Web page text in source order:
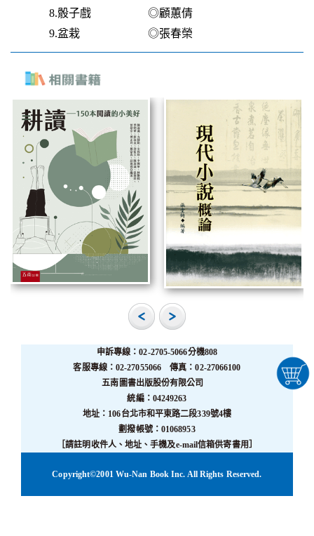
8.骰子戲 ◎顧蕙倩
9.盆栽 ◎張春榮
申訴專線：02-2705-5066分機808
客服專線：02-27055066 傳真：02-27066100
五南圖書出版股份有限公司
統編：04249263
地址：106台北市和平東路二段339號4樓
劃撥帳號：01068953
［請註明收件人、地址、手機及e-mail信箱供寄書用］
Copyright©2001 Wu-Nan Book Inc. All Rights Reserved.